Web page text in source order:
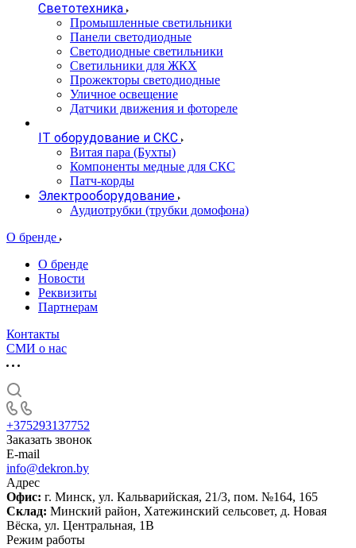
Светотехника
Промышленные светильники
Панели светодиодные
Светодиодные светильники
Светильники для ЖКХ
Прожекторы светодиодные
Уличное освещение
Датчики движения и фотореле
IT оборудование и СКС
Витая пара (Бухты)
Компоненты медные для СКС
Патч-корды
Электрооборудование
Аудиотрубки (трубки домофона)
О бренде
О бренде
Новости
Реквизиты
Партнерам
Контакты
СМИ о нас
+375293137752
Заказать звонок
E-mail
info@dekron.by
Адрес
Офис: г. Минск, ул. Кальварийская, 21/3, пом. №164, 165
Склад: Минский район, Хатежинский сельсовет, д. Новая
Вёска, ул. Центральная, 1В
Режим работы